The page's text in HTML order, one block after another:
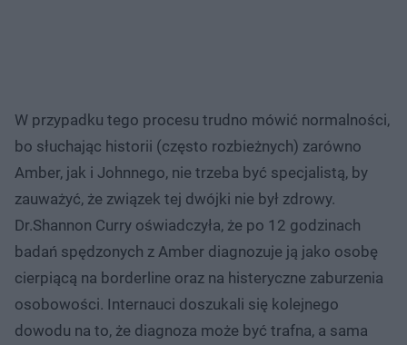
W przypadku tego procesu trudno mówić normalności,
bo słuchając historii (często rozbieżnych) zarówno
Amber, jak i Johnnego, nie trzeba być specjalistą, by
zauważyć, że związek tej dwójki nie był zdrowy.
Dr.Shannon Curry oświadczyła, że po 12 godzinach
badań spędzonych z Amber diagnozuje ją jako osobę
cierpiącą na borderline oraz na histeryczne zaburzenia
osobowości. Internauci doszukali się kolejnego
dowodu na to, że diagnoza może być trafna, a sama